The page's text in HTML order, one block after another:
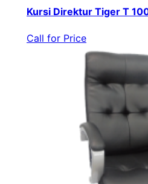
Kursi Direktur Tiger T
Call for Price